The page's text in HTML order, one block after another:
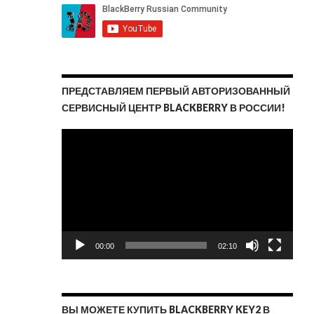
ПРЕДСТАВЛЯЕМ ПЕРВЫЙ АВТОРИЗОВАННЫЙ
СЕРВИСНЫЙ ЦЕНТР BLACKBERRY В РОССИИ!
00:00 02:10
ВЫ МОЖЕТЕ КУПИТЬ BLACKBERRY KEY2 В